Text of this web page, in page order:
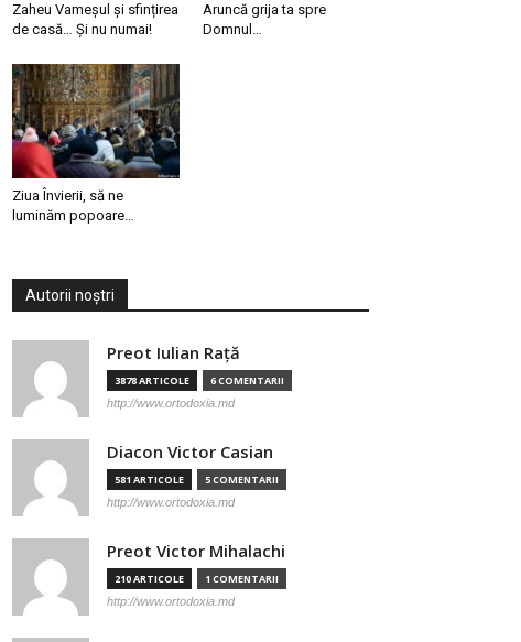
Zaheu Vameșul și sfințirea
de casă… Și nu numai!
Aruncă grija ta spre
Domnul…
Ziua Învierii, să ne
luminăm popoare…
Autorii noștri
Preot Iulian Raţă
3878 ARTICOLE 6 COMENTARII
http://www.ortodoxia.md
Diacon Victor Casian
581 ARTICOLE 5 COMENTARII
http://www.ortodoxia.md
Preot Victor Mihalachi
210 ARTICOLE 1 COMENTARII
http://www.ortodoxia.md